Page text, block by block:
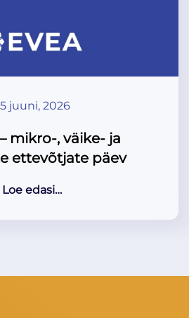
juuni, 2026
mikro-, väike- ja
ettevõtjate päev
Loe edasi…